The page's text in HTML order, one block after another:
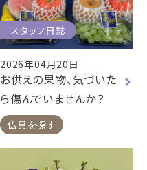
スタッフ日誌
2026年04月20日
お供えの果物、気づいた
ら傷んでいませんか？
仏具を探す